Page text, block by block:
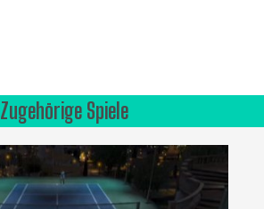
Zugehörige Spiele